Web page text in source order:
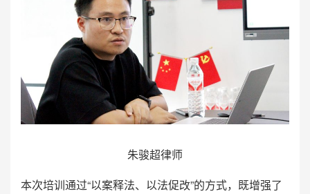
朱骏超律师
本次培训通过“以案释法、以法促改”的方式，既增强了